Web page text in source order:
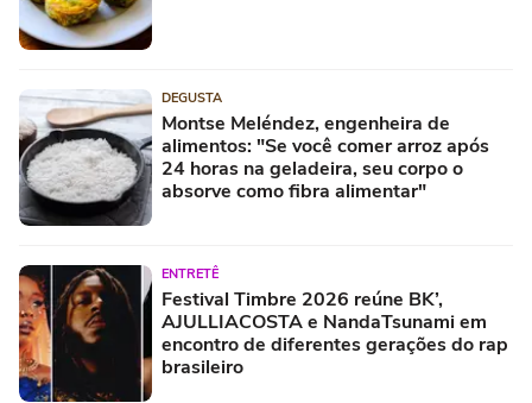
DEGUSTA
Montse Meléndez, engenheira de
alimentos: "Se você comer arroz após
24 horas na geladeira, seu corpo o
absorve como fibra alimentar"
ENTRETÊ
Festival Timbre 2026 reúne BK’,
AJULLIACOSTA e NandaTsunami em
encontro de diferentes gerações do rap
brasileiro